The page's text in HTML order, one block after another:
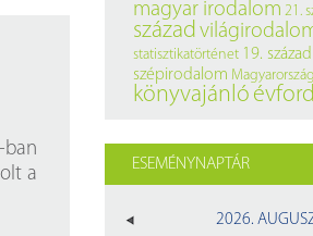
ban
a
magyar irodalom 21.
század
statisztikatörténet 19. század
szépirodalom Magyarország
könyvajánló
ESEMÉNYNAPTÁR
2026.